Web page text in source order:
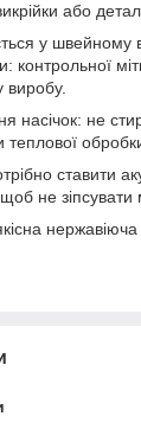
або
у швейному
контрольної
виробу.
насічок: не
теплової
ставити
не зіпсувати
нержавіюча